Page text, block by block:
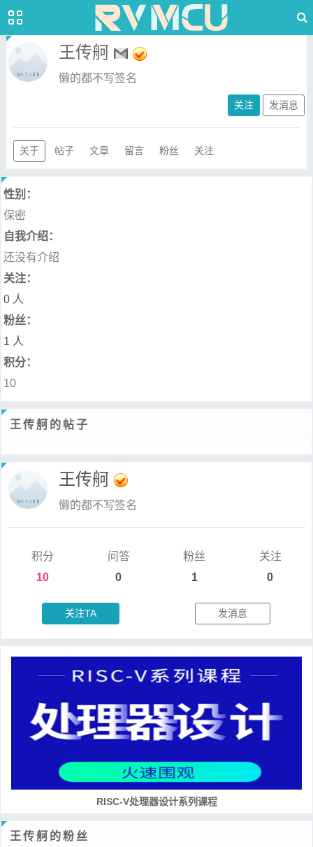
王传舸
懒的都不写签名
关注 发消息
关于 帖子 文章 留言 粉丝 关注
性别：
保密
自我介绍：
还没有介绍
关注：
0 人
粉丝：
1 人
积分：
10
王传舸的帖子
王传舸
懒的都不写签名
积分
10
问答
0
粉丝
1
关注
0
关注TA 发消息
RISC-V处理器设计系列课程
王传舸的粉丝